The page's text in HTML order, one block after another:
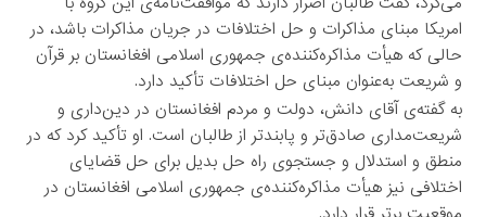
امریکا مبنای مذاکرات و حل اختلافات در جریان مذاکرات باشد، در
حالی که هیأت مذاکره‌کننده‌ی جمهوری اسلامی افغانستان بر قرآن
و شریعت به‌عنوان مبنای حل اختلافات تأکید دارد.
به گفته‌ی آقای دانش، دولت و مردم افغانستان در دین‌داری و
شریعت‌مداری صادق‌تر و پابندتر از طالبان است. او تأکید کرد که در
منطق و استدلال و جستجوی راه حل بدیل برای حل قضایای
اختلافی نیز هیأت مذاکره‌کننده‌ی جمهوری اسلامی افغانستان در